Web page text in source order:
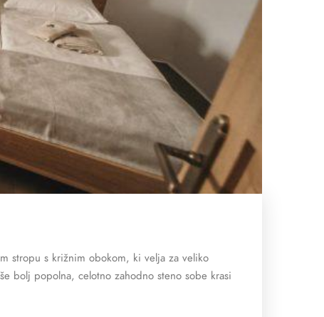
stropu s križnim obokom, ki velja za veliko
bolj popolna, celotno zahodno steno sobe krasi